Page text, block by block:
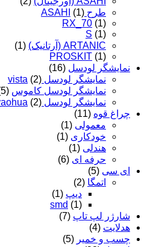
طرح ASAHI (1)
RX_70 (1)
S (1)
ARTANIC (آرتانیک)
(1)
PROSKIT (1)
نمایشگر لودسل (16)
نمایشگر لودسل vista (2)
نمایشگر لودسل کاموس (5)
نمایشگر لودسل yaohua (2)
چراغ قوه (11)
معمولی (1)
خودکاری (1)
هندلی (1)
حرفه ای (6)
ای سی (5)
اتمگا (2)
دیپ (1)
smd (1)
شارژر لپ تاپ (7)
هدلایت (4)
چسب و خمیر (5)